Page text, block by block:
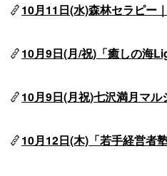
10月11日(水)森林セラピー
10月9日(月/祝)「癒しの海
10月9日(月祝)七沢満月マル
10月12日(木)「若手経営者